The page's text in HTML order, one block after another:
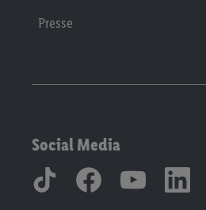
Presse
Social Media